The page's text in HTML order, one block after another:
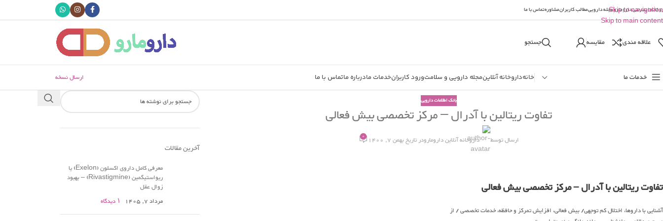
Skip to navigation
Skip to main content
اینترنتی دارومارومجله داروییمطالب کاربرانمشاورهتماس با ما
علاقه مندی مقایسه جستجو
خدمات ما خانهداروخانه آنلاینمجله دارویی و سلامتورود کاربرانخدمات مادرباره ماتماس با ما ارسال نسخه
بانک اطلاعات دارویی
تفاوت ریتالین با آدرال – مرکز تخصصی بیش فعالی
ارسال توسط داروخانه آنلاین دارومارودر تاریخ بهمن 7, 1400 0
تفاوت ریتالین با آدرال – مرکز تخصصی بیش فعالی
آشنایی با داروها، اختلال کم توجهی/ بیش فعالی، افزایش تمرکز و حافظه، خدمات تخصصی/ از
آخرین مقالات
معرفی کامل داروی اکسلون (Exelon) یا
ریواستیگمین (Rivastigmine) – بهبود
زوال عقل
مرداد 7, 1405
۱ دیدگاه